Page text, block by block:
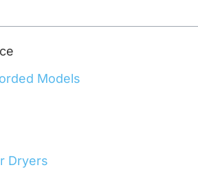
Models
Dryers